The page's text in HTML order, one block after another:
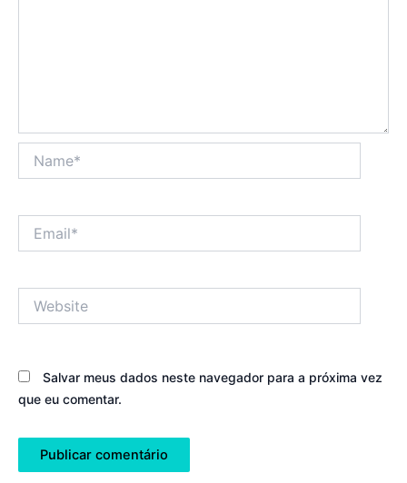
Salvar meus dados neste navegador para a próxima vez
que eu comentar.